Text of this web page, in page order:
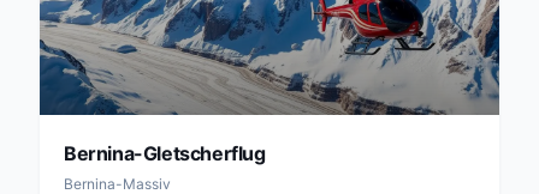
Bernina-Gletscherflug
Bernina-Massiv